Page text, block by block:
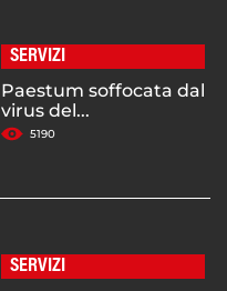
SERVIZI
Paestum soffocata dal
virus del...
5190
SERVIZI